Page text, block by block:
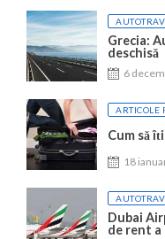
Grecia:
deschisă
6
ARTICOLE
Cum să
18
Dubai
de rent a